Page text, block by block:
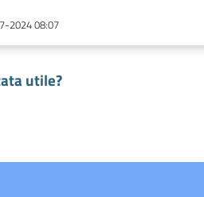
2024 08:07
utile?